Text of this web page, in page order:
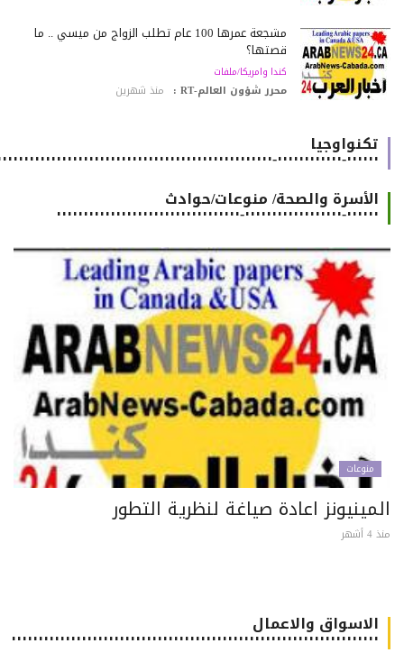
مشجعة عمرها 100 عام تطلب الزواج من ميسي .. ما
قصتها؟
كندا وامريكا/ملفات
محرر شؤون العالم-RT : منذ شهرين
تكنواوجيا
٠٠٠٠٠٠-٠٠٠٠٠٠٠٠٠٠٠٠-٠٠٠٠٠٠٠٠٠٠٠٠٠٠٠٠٠٠٠٠٠٠٠٠٠٠٠٠٠٠٠٠٠٠٠٠٠٠٠٠٠٠٠٠٠٠٠٠٠٠٠٠٠٠
الأسرة والصحة/ منوعات/حوادث
٠٠٠٠٠٠-٠٠٠٠٠٠٠٠٠٠٠٠٠٠٠٠٠٠-٠٠٠٠٠٠٠٠٠٠٠٠٠٠٠٠٠٠٠٠٠٠٠٠٠٠٠٠٠٠٠٠٠٠
منوعات
اعادة صياغة لنظرية التطور
الاسواق والاعمال
٠٠٠٠٠٠٠٠٠٠٠٠٠٠٠٠٠٠٠٠٠٠٠٠٠٠٠٠٠٠٠٠٠٠٠٠٠٠٠٠٠٠٠٠٠٠٠٠٠٠٠٠٠٠٠٠٠٠٠٠٠٠٠٠٠٠٠٠